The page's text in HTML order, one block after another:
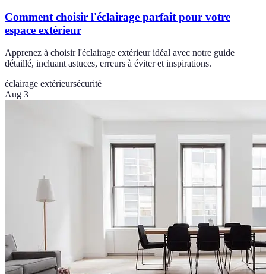
Comment choisir l'éclairage parfait pour votre
espace extérieur
Apprenez à choisir l'éclairage extérieur idéal avec notre guide
détaillé, incluant astuces, erreurs à éviter et inspirations.
éclairage extérieursécurité
Aug 3